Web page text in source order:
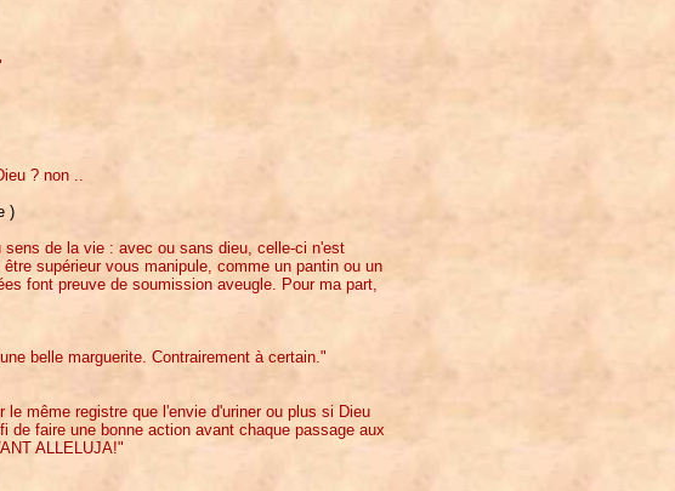
? non ..
)
de la vie : avec ou sans dieu, celle-ci n'est
supérieur vous manipule, comme un pantin ou un
font preuve de soumission aveugle. Pour ma part,
belle marguerite. Contrairement à certain."
même registre que l'envie d'uriner ou plus si Dieu
faire une bonne action avant chaque passage aux
ALLELUJA!"